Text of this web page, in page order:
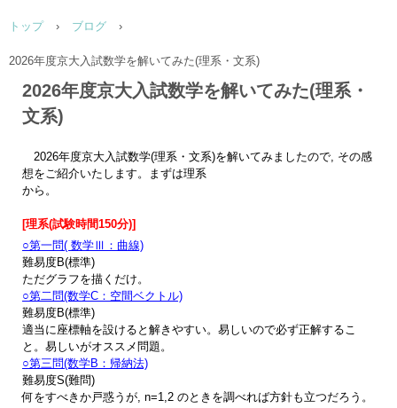
トップ › ブログ ›
2026年度京大入試数学を解いてみた(理系・文系)
2026年度京大入試数学を解いてみた(理系・
文系)
2026年度京大入試数学(理系・文系)を解いてみましたので, その感
想をご紹介いたします。まずは理系
から。
[理系(試験時間150分)]
○第一問( 数学Ⅲ：曲線)
難易度B(標準)
ただグラフを描くだけ。
○第二問(数学C：空間ベクトル)
難易度B(標準)
適当に座標軸を設けると解きやすい。易しいので必ず正解するこ
と。易しいがオススメ問題。
○第三問(数学B：帰納法)
難易度S(難問)
何をすべきか戸惑うが, n=1,2 のときを調べれば方針も立つだろう。